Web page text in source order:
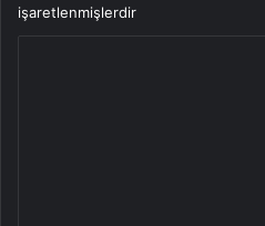
işaretlenmişlerdir